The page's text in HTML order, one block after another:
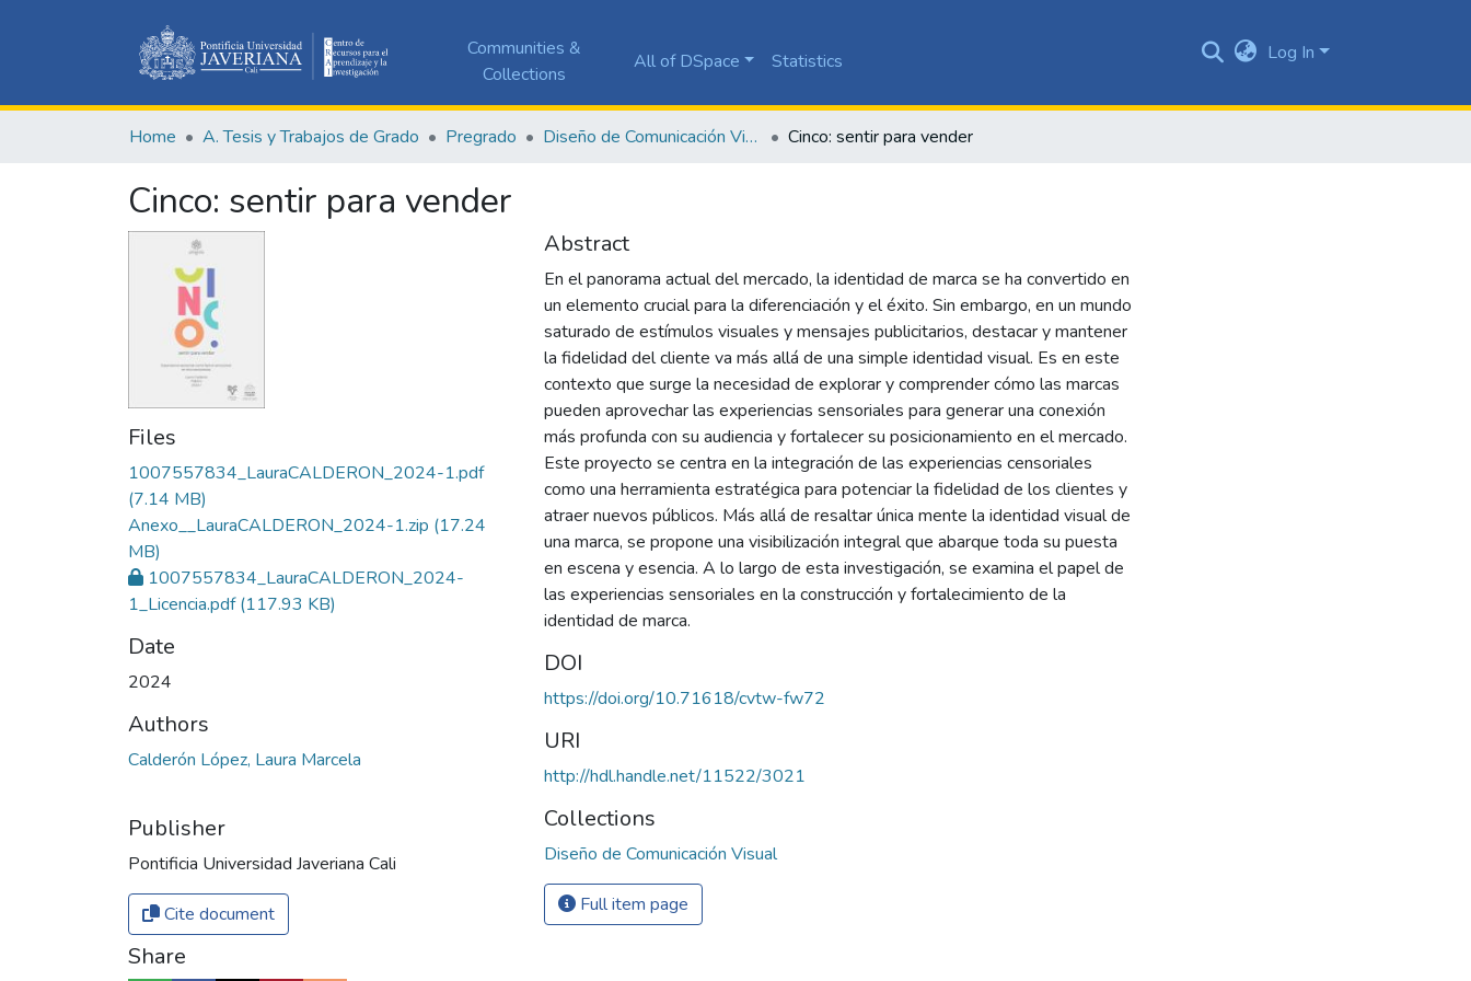
Communities &
Collections
All of DSpace Statistics Log In
Home A. Tesis y Trabajos de Grado Pregrado Diseño de Comunicación Visual Cinco: sentir para vender
Cinco: sentir para vender
Files
1007557834_LauraCALDERON_2024-1.pdf
(7.14 MB)
Anexo__LauraCALDERON_2024-1.zip (17.24
MB)
1007557834_LauraCALDERON_2024-
1_Licencia.pdf(117.93 KB)
Date
2024
Authors
Calderón López, Laura Marcela
Publisher
Pontificia Universidad Javeriana Cali
Cite document
Share
Abstract
En el panorama actual del mercado, la identidad de marca se ha convertido en
un elemento crucial para la diferenciación y el éxito. Sin embargo, en un mundo
saturado de estímulos visuales y mensajes publicitarios, destacar y mantener
la fidelidad del cliente va más allá de una simple identidad visual. Es en este
contexto que surge la necesidad de explorar y comprender cómo las marcas
pueden aprovechar las experiencias sensoriales para generar una conexión
más profunda con su audiencia y fortalecer su posicionamiento en el mercado.
Este proyecto se centra en la integración de las experiencias censoriales
como una herramienta estratégica para potenciar la fidelidad de los clientes y
atraer nuevos públicos. Más allá de resaltar única mente la identidad visual de
una marca, se propone una visibilización integral que abarque toda su puesta
en escena y esencia. A lo largo de esta investigación, se examina el papel de
las experiencias sensoriales en la construcción y fortalecimiento de la
identidad de marca.
DOI
https://doi.org/10.71618/cvtw-fw72
URI
http://hdl.handle.net/11522/3021
Collections
Diseño de Comunicación Visual
Full item page